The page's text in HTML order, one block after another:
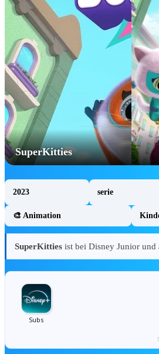
📊 Media Kit
Mitglied
Community
Forum &
Aktuelle
Unterstütze uns
Mein Fan-HQ
Unser Team &
Woody-
Jetzt
SuperKitties
2023 serie
🎨 Animation
SuperKitties ist bei Disney Junior